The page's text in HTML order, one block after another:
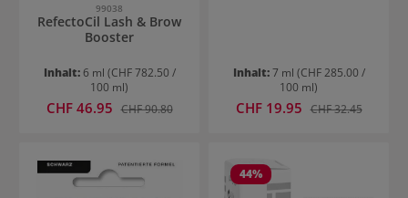
99038
RefectoCil Lash & Brow
Booster
Inhalt: 6 ml (CHF 782.50 /
100 ml)
Verkaufspreis:
CHF 46.95 Regulärer Preis:
CHF 90.80
Inhalt:7 ml (CHF 285.00 /
100 ml)
Verkaufspreis:
CHF 19.95 Regulärer Preis:
CHF 32.45
44%